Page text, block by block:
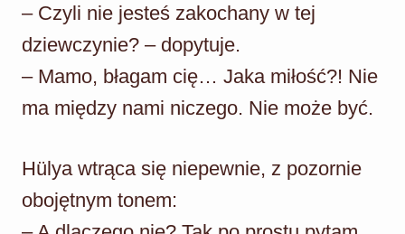
– Czyli nie jesteś zakochany w tej
dziewczynie? – dopytuje.
– Mamo, błagam cię… Jaka miłość?! Nie
ma między nami niczego. Nie może być.
Hülya wtrąca się niepewnie, z pozornie
obojętnym tonem: